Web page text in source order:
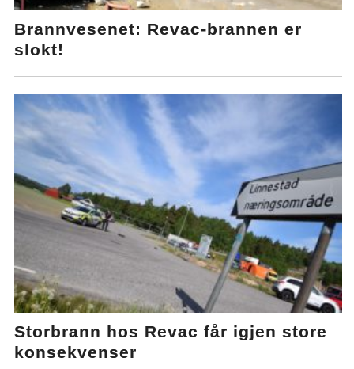
Brannvesenet: Revac-brannen er
slokt!
Storbrann hos Revac får igjen store
konsekvenser